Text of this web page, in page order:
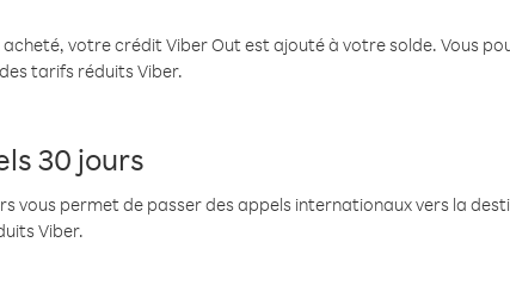
votre crédit Viber Out est ajouté à votre solde. Vous
tarifs réduits Viber.
30 jours
vous permet de passer des appels internationaux vers la
Viber.